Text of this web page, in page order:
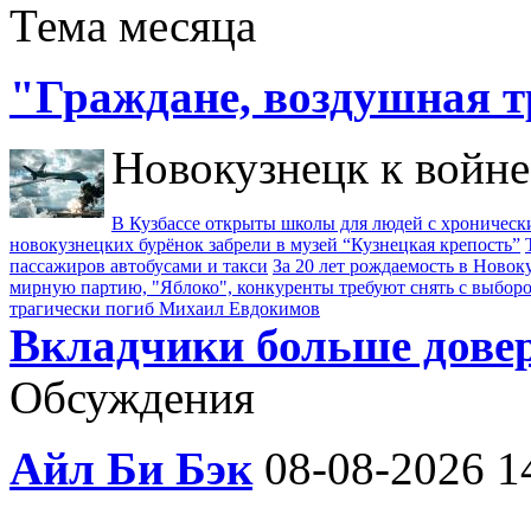
Тема месяца
"Граждане, воздушная
Новокузнецк к
В Кузбассе открыты школы для людей с
новокузнецких бурёнок забрели в музей “Кузнецкая крепость”
пассажиров автобусами и такси За 20 лет рождаемость в
мирную партию, "Яблоко", конкуренты требуют снять с
трагически погиб Михаил Евдокимов
Вкладчики больше
Обсуждения
Айл Би Бэк08-08-2026